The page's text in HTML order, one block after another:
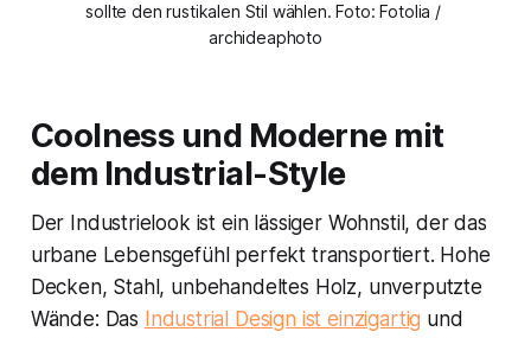
sollte den rustikalen Stil wählen. Foto: Fotolia /
archideaphoto
Coolness und Moderne mit
dem Industrial-Style
Der Industrielook ist ein lässiger Wohnstil, der das
urbane Lebensgefühl perfekt transportiert. Hohe
Decken, Stahl, unbehandeltes Holz, unverputzte
Wände: Das Industrial Design ist einzigartig und